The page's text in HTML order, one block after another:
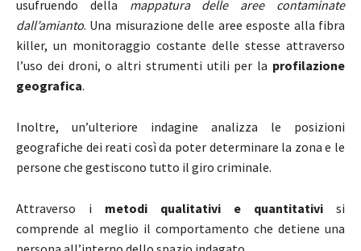
usufruendo della mappatura delle aree contaminate
dall’amianto. Una misurazione delle aree esposte alla fibra
killer, un monitoraggio costante delle stesse attraverso
l’uso dei droni, o altri strumenti utili per la profilazione
geografica.
Inoltre, un’ulteriore indagine analizza le posizioni
geografiche dei reati così da poter determinare la zona e le
persone che gestiscono tutto il giro criminale.
Attraverso i metodi qualitativi e quantitativi si
comprende al meglio il comportamento che detiene una